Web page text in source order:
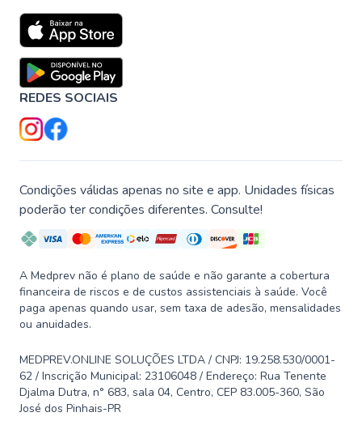
REDES SOCIAIS
Condições válidas apenas no site e app. Unidades físicas
poderão ter condições diferentes. Consulte!
A Medprev não é plano de saúde e não garante a cobertura
financeira de riscos e de custos assistenciais à saúde. Você
paga apenas quando usar, sem taxa de adesão, mensalidades
ou anuidades.
MEDPREV.ONLINE SOLUÇÕES LTDA / CNPJ: 19.258.530/0001-
62 / Inscrição Municipal: 23106048 / Endereço: Rua Tenente
Djalma Dutra, n° 683, sala 04, Centro, CEP 83.005-360, São
José dos Pinhais-PR